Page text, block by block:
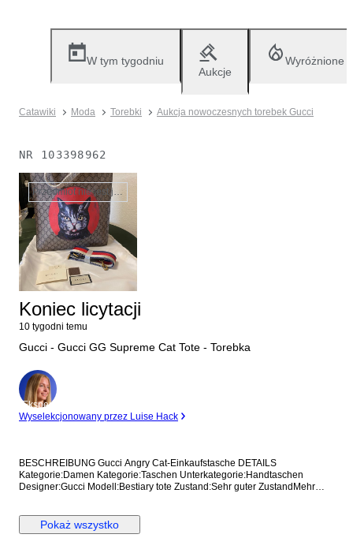
W tym tygodniu
Aukcje
Wyróżnione
Catawiki Moda Torebki Aukcja nowoczesnych torebek Gucci
NR 103398962
Przedmiot nie jest już dostępny
Koniec licytacji
10 tygodni temu
Gucci - Gucci GG Supreme Cat Tote - Torebka
Ekspert
Wyselekcjonowany przez Luise Hack
BESCHREIBUNG Gucci Angry Cat-Einkaufstasche DETAILS
Kategorie:Damen Kategorie:Taschen Unterkategorie:Handtaschen
Designer:Gucci Modell:Bestiary tote Zustand:Sehr guter ZustandMehr
Tiefe:8 cm
Pokaż wszystko